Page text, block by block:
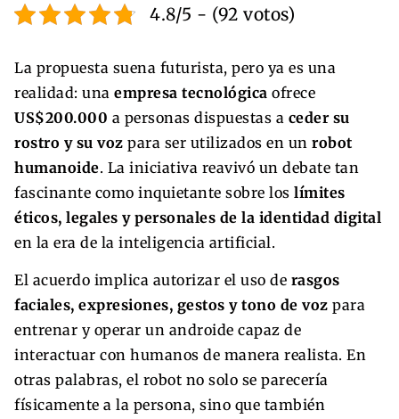
4.8/5 - (92 votos)
La propuesta suena futurista, pero ya es una
realidad: una empresa tecnológica ofrece
US$200.000 a personas dispuestas a ceder su
rostro y su voz para ser utilizados en un robot
humanoide. La iniciativa reavivó un debate tan
fascinante como inquietante sobre los límites
éticos, legales y personales de la identidad digital
en la era de la inteligencia artificial.
El acuerdo implica autorizar el uso de rasgos
faciales, expresiones, gestos y tono de voz para
entrenar y operar un androide capaz de
interactuar con humanos de manera realista. En
otras palabras, el robot no solo se parecería
físicamente a la persona, sino que también